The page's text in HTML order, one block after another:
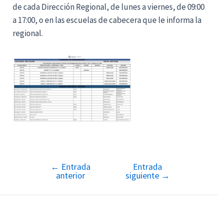
de cada Dirección Regional, de lunes a viernes, de 09:00
a 17:00, o en las escuelas de cabecera que le informa la
regional.
Navegación
entradas
← Entrada
anterior
Entrada
siguiente →